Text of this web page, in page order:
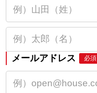
メールアドレス 必須